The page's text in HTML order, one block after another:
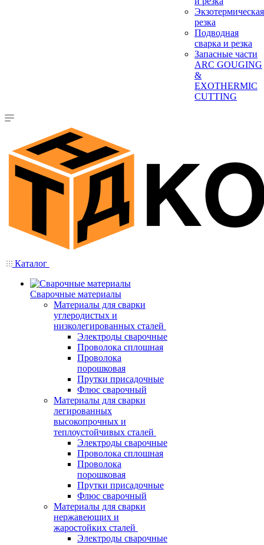
Экзотермическая
резка
Подводная
сварка и резка
Запасные части
ARC GOUGING
&
EXOTHERMIC
CUTTING
Каталог
Сварочные материалы
Материалы для сварки
углеродистых и
низколегированных сталей
Электроды сварочные
Проволока сплошная
Проволока
порошковая
Прутки присадочные
Флюс сварочный
Материалы для сварки
легированных
высокопрочных и
теплоустойчивых сталей
Электроды сварочные
Проволока сплошная
Проволока
порошковая
Прутки присадочные
Флюс сварочный
Материалы для сварки
нержавеющих и
жаростойких сталей
Электроды сварочные